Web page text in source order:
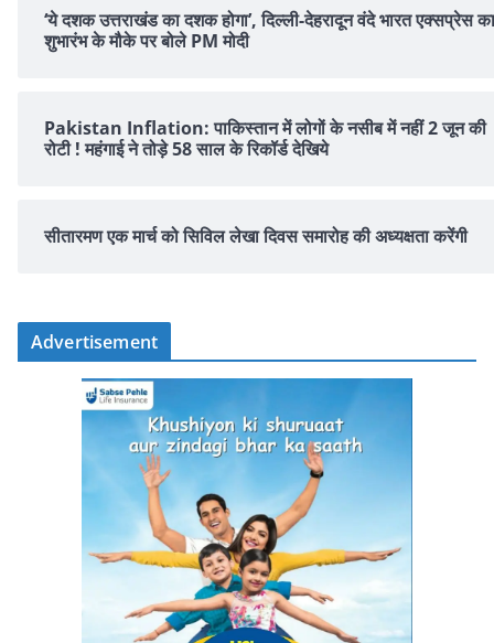
‘ये दशक उत्तराखंड का दशक होगा’, दिल्ली-देहरादून वंदे भारत एक्सप्रेस का
शुभारंभ के मौके पर बोले PM मोदी
Pakistan Inflation: पाकिस्तान में लोगों के नसीब में नहीं 2 जून की
रोटी ! महंगाई ने तोड़े 58 साल के रिकॉर्ड देखिये
सीतारमण एक मार्च को सिविल लेखा दिवस समारोह की अध्यक्षता करेंगी
Advertisement